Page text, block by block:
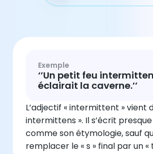
Exemple
‘’Un petit feu
éclairait la caverne.’’
L’adjectif « intermittent » vient
intermittens ». Il s’écrit
comme son étymologie, sauf
remplacer le « s » final par un «